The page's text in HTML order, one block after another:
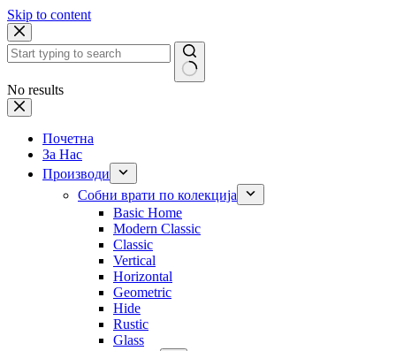
Skip to content
No results
Почетна
За Нас
Производи
Собни врати по колекција
Basic Home
Modern Classic
Classic
Vertical
Horizontal
Geometric
Hide
Rustic
Glass